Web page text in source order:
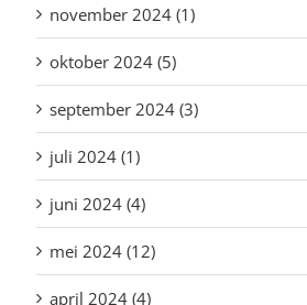
november 2024 (1)
oktober 2024 (5)
september 2024 (3)
juli 2024 (1)
juni 2024 (4)
mei 2024 (12)
april 2024 (4)